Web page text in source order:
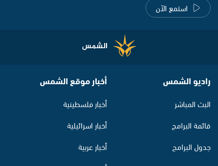
استمع الآن
راديو الشمس
البث المباشر
قائمة البرامج
جدول البرامج
أخبار موقع الشمس
أخبار فلسطينية
أخبار اسرائيلية
أخبار عربية